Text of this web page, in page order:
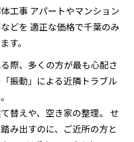
工事 アパートやマンション
どを 適正な価格で千葉のみ
す。
際、多くの方が最も心配さ
振動」による近隣トラブル
替えや、空き家の整理。 せ
み出すのに、ご近所の方と